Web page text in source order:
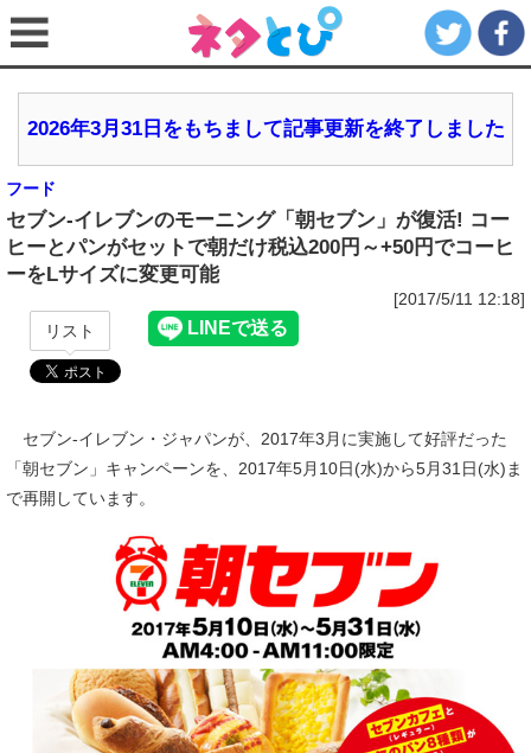
2026年3月31日をもちまして記事更新を終了しました
フード
セブン‐イレブンのモーニング「朝セブン」が復活! コー
ヒーとパンがセットで朝だけ税込200円～+50円でコーヒ
ーをLサイズに変更可能
[2017/5/11 12:18]
リスト
セブン‐イレブン・ジャパンが、2017年3月に実施して好評だった
「朝セブン」キャンペーンを、2017年5月10日(水)から5月31日(水)ま
で再開しています。